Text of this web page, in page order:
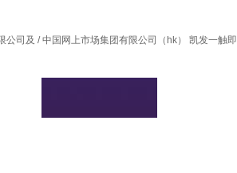
公司及 / 中国网上市场集团有限公司（hk） 凯发一触